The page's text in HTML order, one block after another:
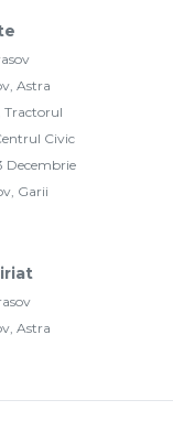
Astra
Tractorul
Civic
Decembrie
Garii
Astra